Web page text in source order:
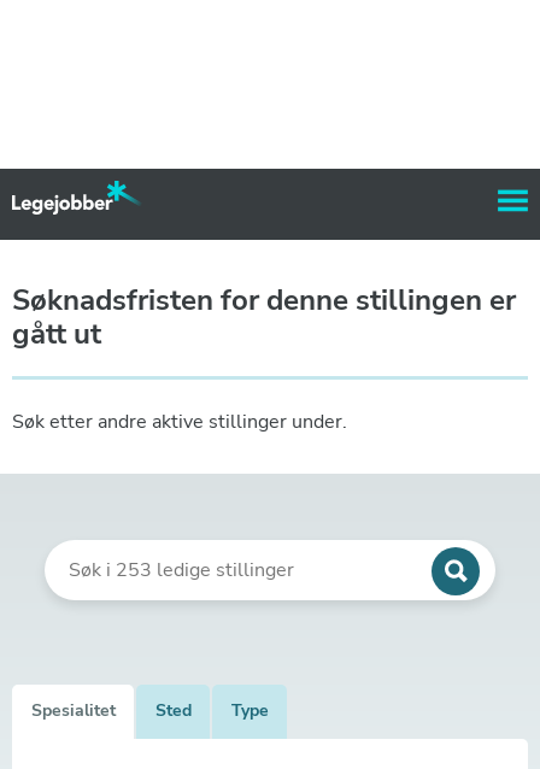
Søknadsfristen for denne stillingen er
gått ut
Søk etter andre aktive stillinger under.
Spesialitet Sted Type